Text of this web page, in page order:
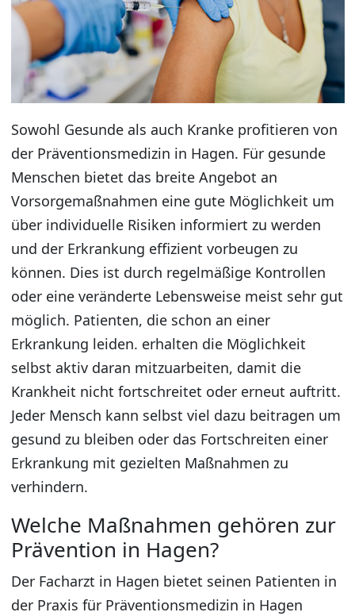
Sowohl Gesunde als auch Kranke profitieren von
der Präventionsmedizin in Hagen. Für gesunde
Menschen bietet das breite Angebot an
Vorsorgemaßnahmen eine gute Möglichkeit um
über individuelle Risiken informiert zu werden
und der Erkrankung effizient vorbeugen zu
können. Dies ist durch regelmäßige Kontrollen
oder eine veränderte Lebensweise meist sehr gut
möglich. Patienten, die schon an einer
Erkrankung leiden. erhalten die Möglichkeit
selbst aktiv daran mitzuarbeiten, damit die
Krankheit nicht fortschreitet oder erneut auftritt.
Jeder Mensch kann selbst viel dazu beitragen um
gesund zu bleiben oder das Fortschreiten einer
Erkrankung mit gezielten Maßnahmen zu
verhindern.
Welche Maßnahmen gehören zur
Prävention in Hagen?
Der Facharzt in Hagen bietet seinen Patienten in
der Praxis für Präventionsmedizin in Hagen